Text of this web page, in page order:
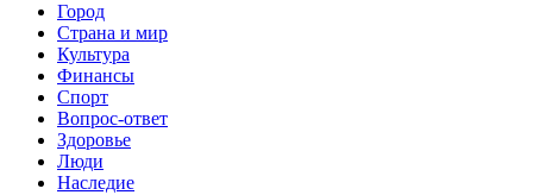
Город
Страна и мир
Культура
Финансы
Спорт
Вопрос-ответ
Здоровье
Люди
Наследие